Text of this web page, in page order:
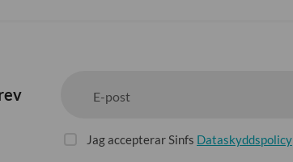
E-post
Jag accepterar Sinfs Dataskyddspolicy